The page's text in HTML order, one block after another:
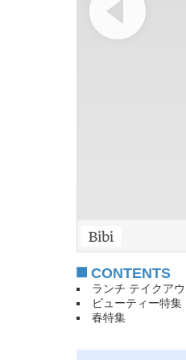
CONTENTS
ランチ テイクア
ビューティー特集
春特集